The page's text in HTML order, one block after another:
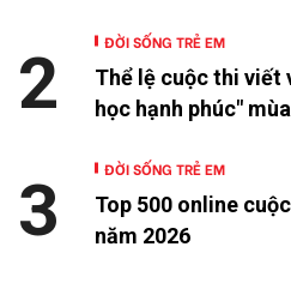
ĐỜI SỐNG TRẺ EM
Thể lệ cuộc thi viết
học hạnh phúc"
2
ĐỜI SỐNG TRẺ EM
Top 500 online
năm 2026
3